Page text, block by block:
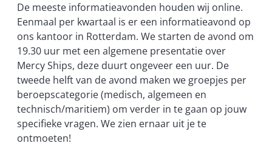
De meeste informatieavonden houden wij online.
Eenmaal per kwartaal is er een informatieavond op
ons kantoor in Rotterdam. We starten de avond om
19.30 uur met een algemene presentatie over
Mercy Ships, deze duurt ongeveer een uur. De
tweede helft van de avond maken we groepjes per
beroepscategorie (medisch, algemeen en
technisch/maritiem) om verder in te gaan op jouw
specifieke vragen. We zien ernaar uit je te
ontmoeten!